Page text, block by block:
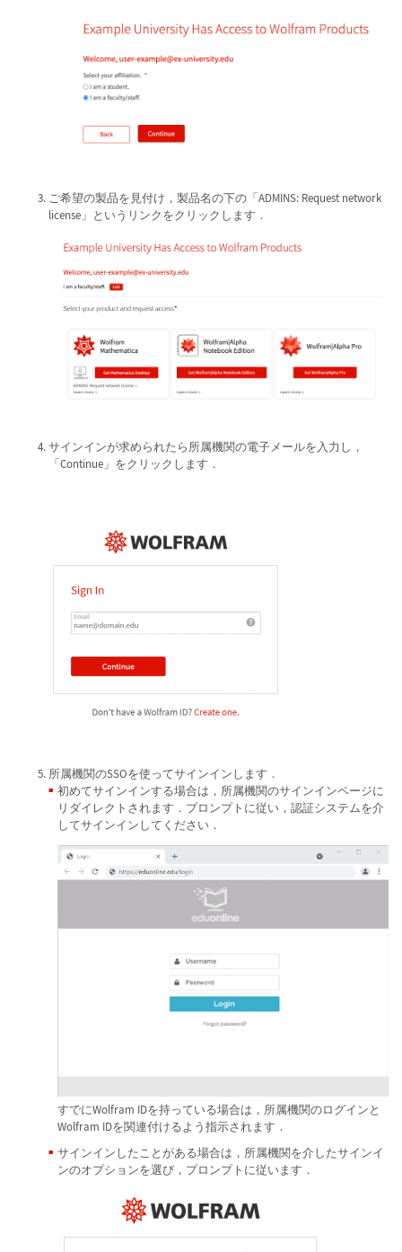
ご希望の製品を見付け，製品名の下の「ADMINS: Request network
license」というリンクをクリックします．
サインインが求められたら所属機関の電子メールを入力し，
「Continue」をクリックします．
所属機関のSSOを使ってサインインします．
初めてサインインする場合は，所属機関のサインインページに
リダイレクトされます．プロンプトに従い，認証システムを介
してサインインしてください．
すでにWolfram IDを持っている場合は，所属機関のログインと
Wolfram IDを関連付けるよう指示されます．
サインインしたことがある場合は，所属機関を介したサインイ
ンのオプションを選び，プロンプトに従います．